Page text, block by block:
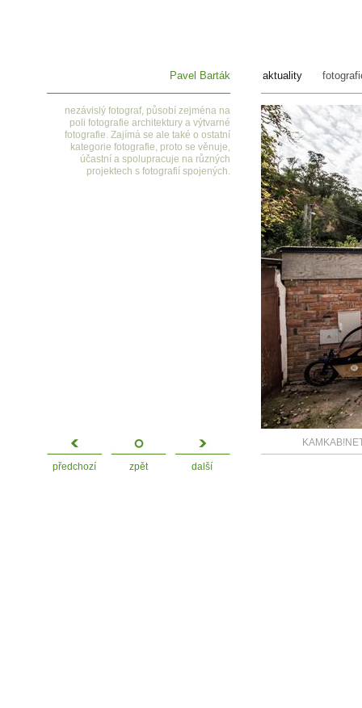
Pavel Barták
nezávislý fotograf, působí zejména na
poli fotografie architektury a výtvarné
fotografie. Zajímá se ale také o ostatní
kategorie fotografie, proto se věnuje,
účastní a spolupracuje na různých
projektech s fotografií spojených.
předchozí zpět další
aktuality